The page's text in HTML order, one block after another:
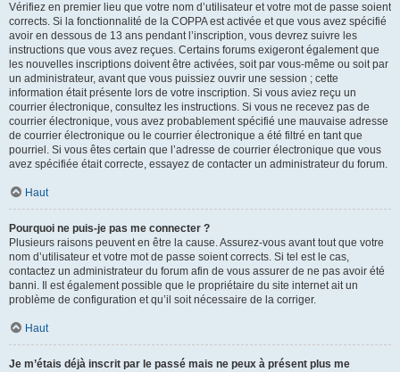
Vérifiez en premier lieu que votre nom d’utilisateur et votre mot de passe soient
corrects. Si la fonctionnalité de la COPPA est activée et que vous avez spécifié
avoir en dessous de 13 ans pendant l’inscription, vous devrez suivre les
instructions que vous avez reçues. Certains forums exigeront également que
les nouvelles inscriptions doivent être activées, soit par vous-même ou soit par
un administrateur, avant que vous puissiez ouvrir une session ; cette
information était présente lors de votre inscription. Si vous aviez reçu un
courrier électronique, consultez les instructions. Si vous ne recevez pas de
courrier électronique, vous avez probablement spécifié une mauvaise adresse
de courrier électronique ou le courrier électronique a été filtré en tant que
pourriel. Si vous êtes certain que l’adresse de courrier électronique que vous
avez spécifiée était correcte, essayez de contacter un administrateur du forum.
Haut
Pourquoi ne puis-je pas me connecter ?
Plusieurs raisons peuvent en être la cause. Assurez-vous avant tout que votre
nom d’utilisateur et votre mot de passe soient corrects. Si tel est le cas,
contactez un administrateur du forum afin de vous assurer de ne pas avoir été
banni. Il est également possible que le propriétaire du site internet ait un
problème de configuration et qu’il soit nécessaire de la corriger.
Haut
Je m’étais déjà inscrit par le passé mais ne peux à présent plus me